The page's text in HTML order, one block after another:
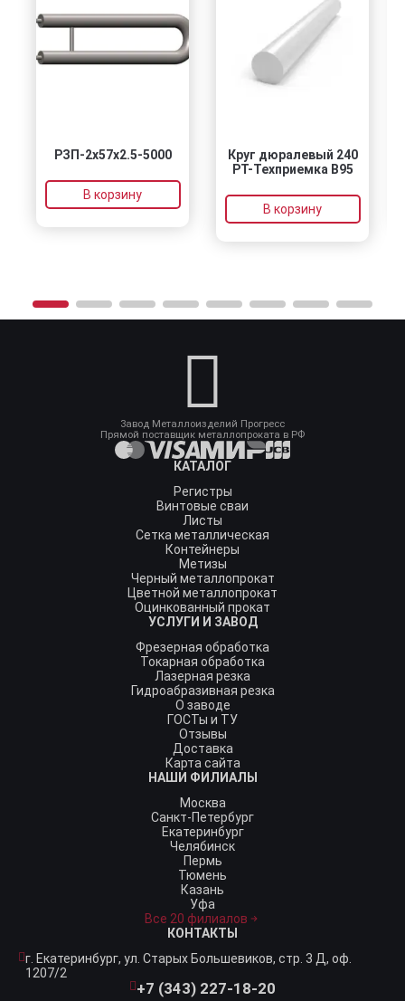
РЗП-2x57x2.5-5000
В корзину
Круг дюралевый 240
РТ-Техприемка В95
В корзину
Завод Металлоизделий Прогресс
Прямой поставщик металлопроката в РФ
КАТАЛОГ
Регистры
Винтовые сваи
Листы
Сетка металлическая
Контейнеры
Метизы
Черный металлопрокат
Цветной металлопрокат
Оцинкованный прокат
УСЛУГИ И ЗАВОД
Фрезерная обработка
Токарная обработка
Лазерная резка
Гидроабразивная резка
О заводе
ГОСТы и ТУ
Отзывы
Доставка
Карта сайта
НАШИ ФИЛИАЛЫ
Москва
Санкт-Петербург
Екатеринбург
Челябинск
Пермь
Тюмень
Казань
Уфа
Все 20 филиалов
КОНТАКТЫ
г. Екатеринбург, ул. Старых Большевиков, стр. 3 Д, оф.
1207/2
+7 (343) 227-18-20